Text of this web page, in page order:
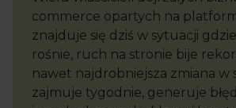
commerce opartych na
znajduje się dziś w sytuacji
rośnie, ruch na stronie bije
nawet najdrobniejsza zmiana w
zajmuje tygodnie, generuje